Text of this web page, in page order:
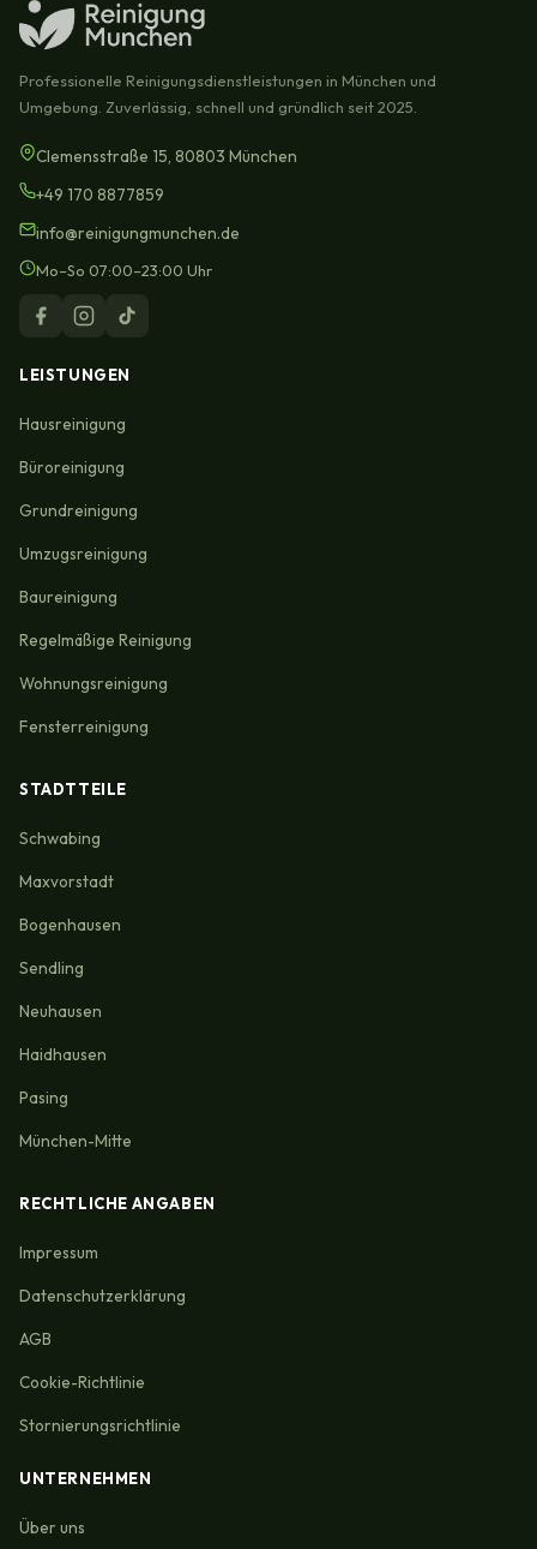
Professionelle Reinigungsdienstleistungen in München und
Umgebung. Zuverlässig, schnell und gründlich seit 2025.
Clemensstraße 15, 80803 München
+49 170 8877859
info@reinigungmunchen.de
Mo–So 07:00–23:00 Uhr
LEISTUNGEN
Hausreinigung
Büroreinigung
Grundreinigung
Umzugsreinigung
Baureinigung
Regelmäßige Reinigung
Wohnungsreinigung
Fensterreinigung
STADTTEILE
Schwabing
Maxvorstadt
Bogenhausen
Sendling
Neuhausen
Haidhausen
Pasing
München-Mitte
RECHTLICHE ANGABEN
Impressum
Datenschutzerklärung
AGB
Cookie-Richtlinie
Stornierungsrichtlinie
UNTERNEHMEN
Über uns